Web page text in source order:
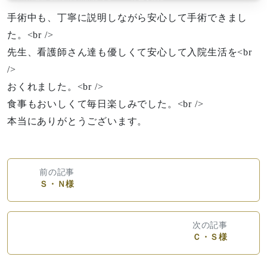
手術中も、丁寧に説明しながら安心して手術できまし
た。<br />
先生、看護師さん達も優しくて安心して入院生活を<br
/>
おくれました。<br />
食事もおいしくて毎日楽しみでした。<br />
本当にありがとうございます。
前の記事
Ｓ・Ｎ様
次の記事
Ｃ・Ｓ様